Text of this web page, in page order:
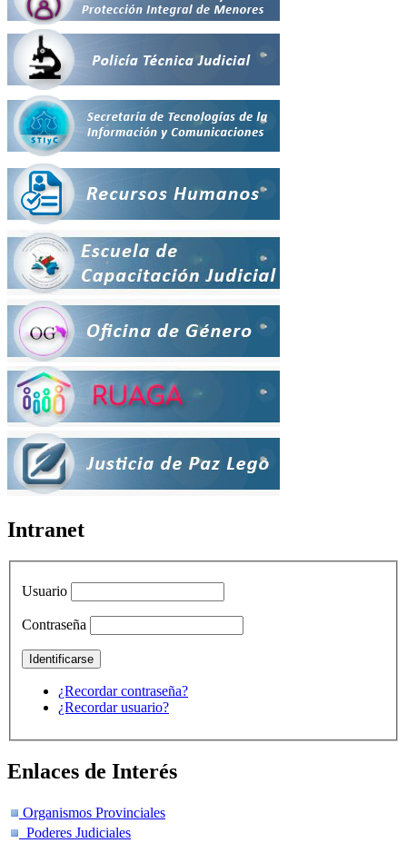
Intranet
Usuario
Contraseña
¿Recordar contraseña?
¿Recordar usuario?
Enlaces de Interés
Organismos Provinciales
Poderes Judiciales